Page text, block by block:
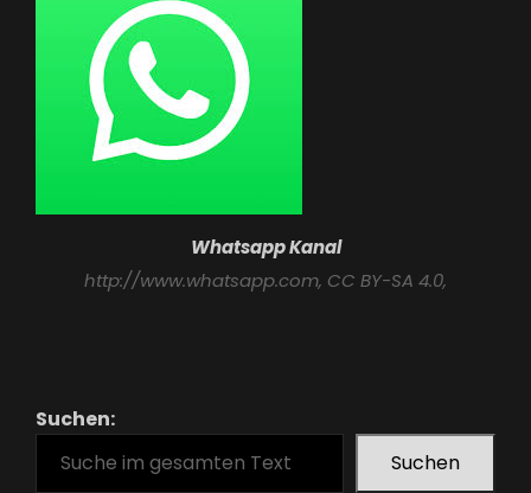
Whatsapp Kanal
http://www.whatsapp.com, CC BY-SA 4.0,
Suchen:
Suchen